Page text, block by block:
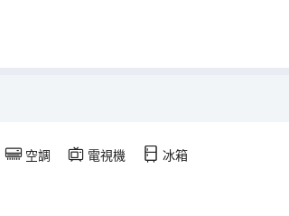
空調 電視機 冰箱